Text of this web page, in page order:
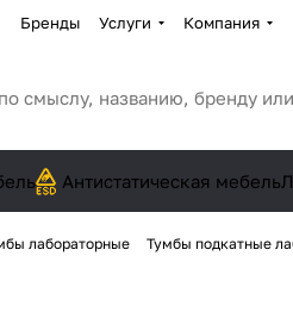
Бренды Услуги Компания
Антистатическая мебель
лабораторные Тумбы подкатные